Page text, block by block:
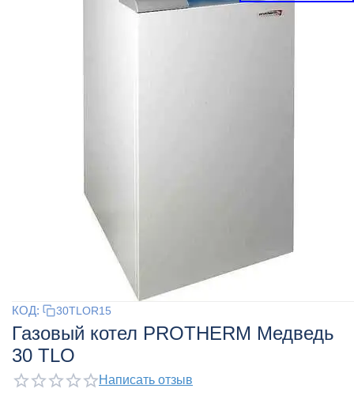
КОД: 30TLOR15
Газовый котел PROTHERM Медведь
30 TLO
Написать отзыв